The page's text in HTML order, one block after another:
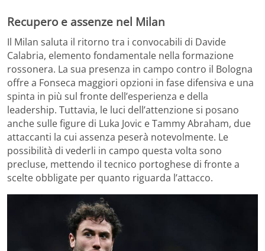
Recupero e assenze nel Milan
Il Milan saluta il ritorno tra i convocabili di Davide
Calabria, elemento fondamentale nella formazione
rossonera. La sua presenza in campo contro il Bologna
offre a Fonseca maggiori opzioni in fase difensiva e una
spinta in più sul fronte dell’esperienza e della
leadership. Tuttavia, le luci dell’attenzione si posano
anche sulle figure di Luka Jovic e Tammy Abraham, due
attaccanti la cui assenza peserà notevolmente. Le
possibilità di vederli in campo questa volta sono
precluse, mettendo il tecnico portoghese di fronte a
scelte obbligate per quanto riguarda l’attacco.